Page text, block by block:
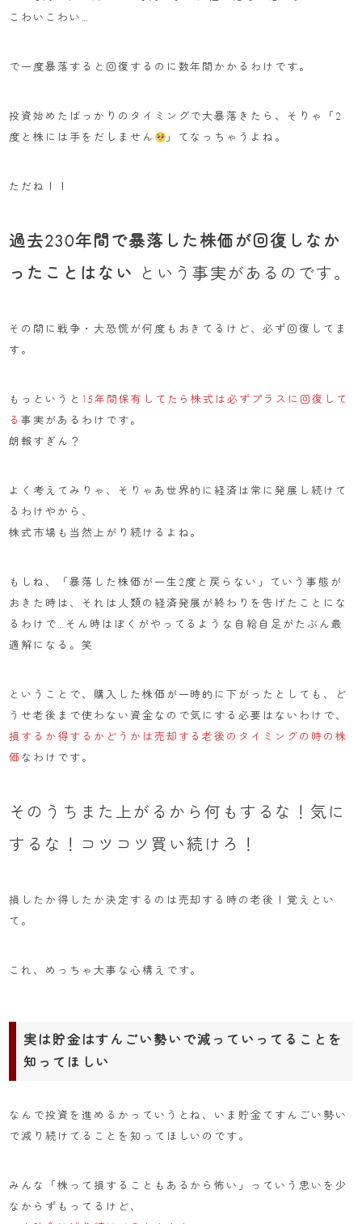
こわいこわい…
で一度暴落すると回復するのに数年間かかるわけです。
投資始めたばっかりのタイミングで大暴落きたら、そりゃ「2
度と株には手をだしません
」てなっちゃうよね。
ただね！！
過去230年間で暴落した株価が回復しなか
ったことはない
という事実があるのです。
その間に戦争・大恐慌が何度もおきてるけど、必ず回復してま
す。
もっというと 15年間保有してたら株式は必ずプラスに回復して
る事実があるわけです。
朗報すぎん？
よく考えてみりゃ、そりゃあ世界的に経済は常に発展し続けて
るわけやから、
株式市場も当然上がり続けるよね。
もしね、「暴落した株価が一生2度と戻らない」ていう事態が
おきた時は、それは人類の経済発展が終わりを告げたことにな
るわけで…そん時はぼくがやってるような自給自足がたぶん最
適解になる。笑
ということで、購入した株価が一時的に下がったとしても、ど
うせ老後まで使わない資金なので気にする必要はないわけで、
損するか得するかどうかは売却する老後のタイミングの時の株
価 なわけです。
そのうちまた上がるから何もするな！気に
するな！コツコツ買い続けろ！
損したか得したか決定するのは売却する時の老後！覚えとい
て。
これ、めっちゃ大事な心構えです。
実は貯金はすんごい勢いで減っていってることを
知ってほしい
なんで投資を進めるかっていうとね、いま貯金てすんごい勢い
で減り続けてることを知ってほしいのです。
みんな「株って損することもあるから怖い」っていう思いを少
なからずもってるけど、